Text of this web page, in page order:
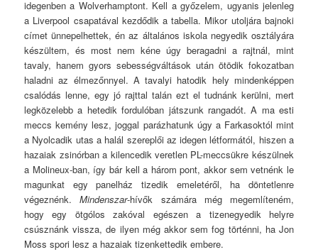
idegenben a Wolverhamptont. Kell a győzelem, ugyanis jelenleg
a Liverpool csapatával kezdődik a tabella. Mikor utoljára bajnoki
címet ünnepelhettek, én az általános iskola negyedik osztályára
készültem, és most nem kéne úgy beragadni a rajtnál, mint
tavaly, hanem gyors sebességváltások után ötödik fokozatban
haladni az élmezőnnyel. A tavalyi hatodik hely mindenképpen
csalódás lenne, egy jó rajttal talán ezt el tudnánk kerülni, mert
legközelebb a hetedik fordulóban játszunk rangadót. A ma esti
meccs kemény lesz, joggal parázhatunk úgy a Farkasoktól mint
a Nyolcadik utas a halál szereplői az idegen létformától, hiszen a
hazaiak zsinórban a kilencedik veretlen PL-meccsükre készülnek
a Molineux-ban, így bár kell a három pont, akkor sem vetnénk le
magunkat egy panelház tizedik emeletéről, ha döntetlenre
végeznénk.Mindenszar-hívők számára még megemlíteném,
hogy egy ötgólos zakóval egészen a tizenegyedik helyre
csúsznánk vissza, de ilyen még akkor sem fog történni, ha Jon
Moss spori lesz a hazaiak tizenkettedik embere.